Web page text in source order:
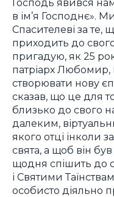
в ім’я Господнє».
Спасителеві за
приходить до
пригадую, як 25
патріарх Любомир,
створювати нову
сказав, що це для
близько до свого
далеким,
якого отці інколи
свята, а щоб він
щодня спішить до
і Святими
особисто діяльно